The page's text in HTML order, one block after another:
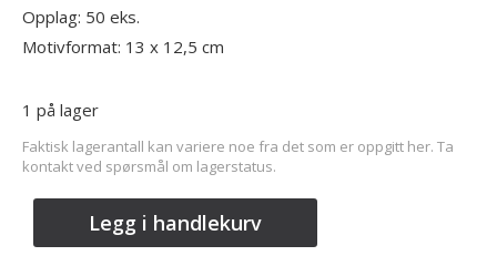
Opplag: 50 eks.
Motivformat: 13 x 12,5 cm
1 på lager
Faktisk lagerantall kan variere noe fra det som er oppgitt her. Ta
kontakt ved spørsmål om lagerstatus.
Legg i handlekurv